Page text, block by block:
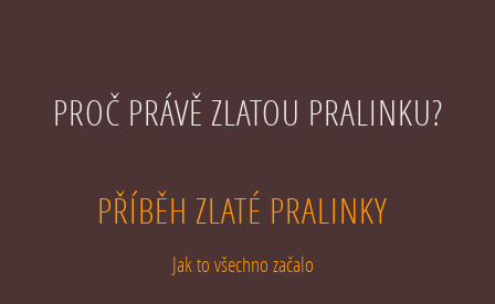
PROČ PRÁVĚ ZLATOU PRALINKU?
PŘÍBĚH ZLATÉ PRALINKY
Jak to všechno začalo